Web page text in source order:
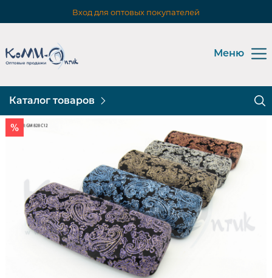
Вход для оптовых покупателей
Меню
Каталог товаров